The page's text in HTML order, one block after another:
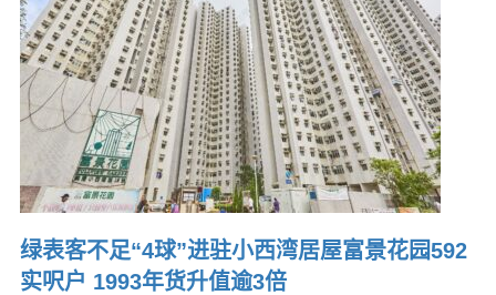
绿表客不足“4球”进驻小西湾居屋富景花园592
实呎户 1993年货升值逾3倍